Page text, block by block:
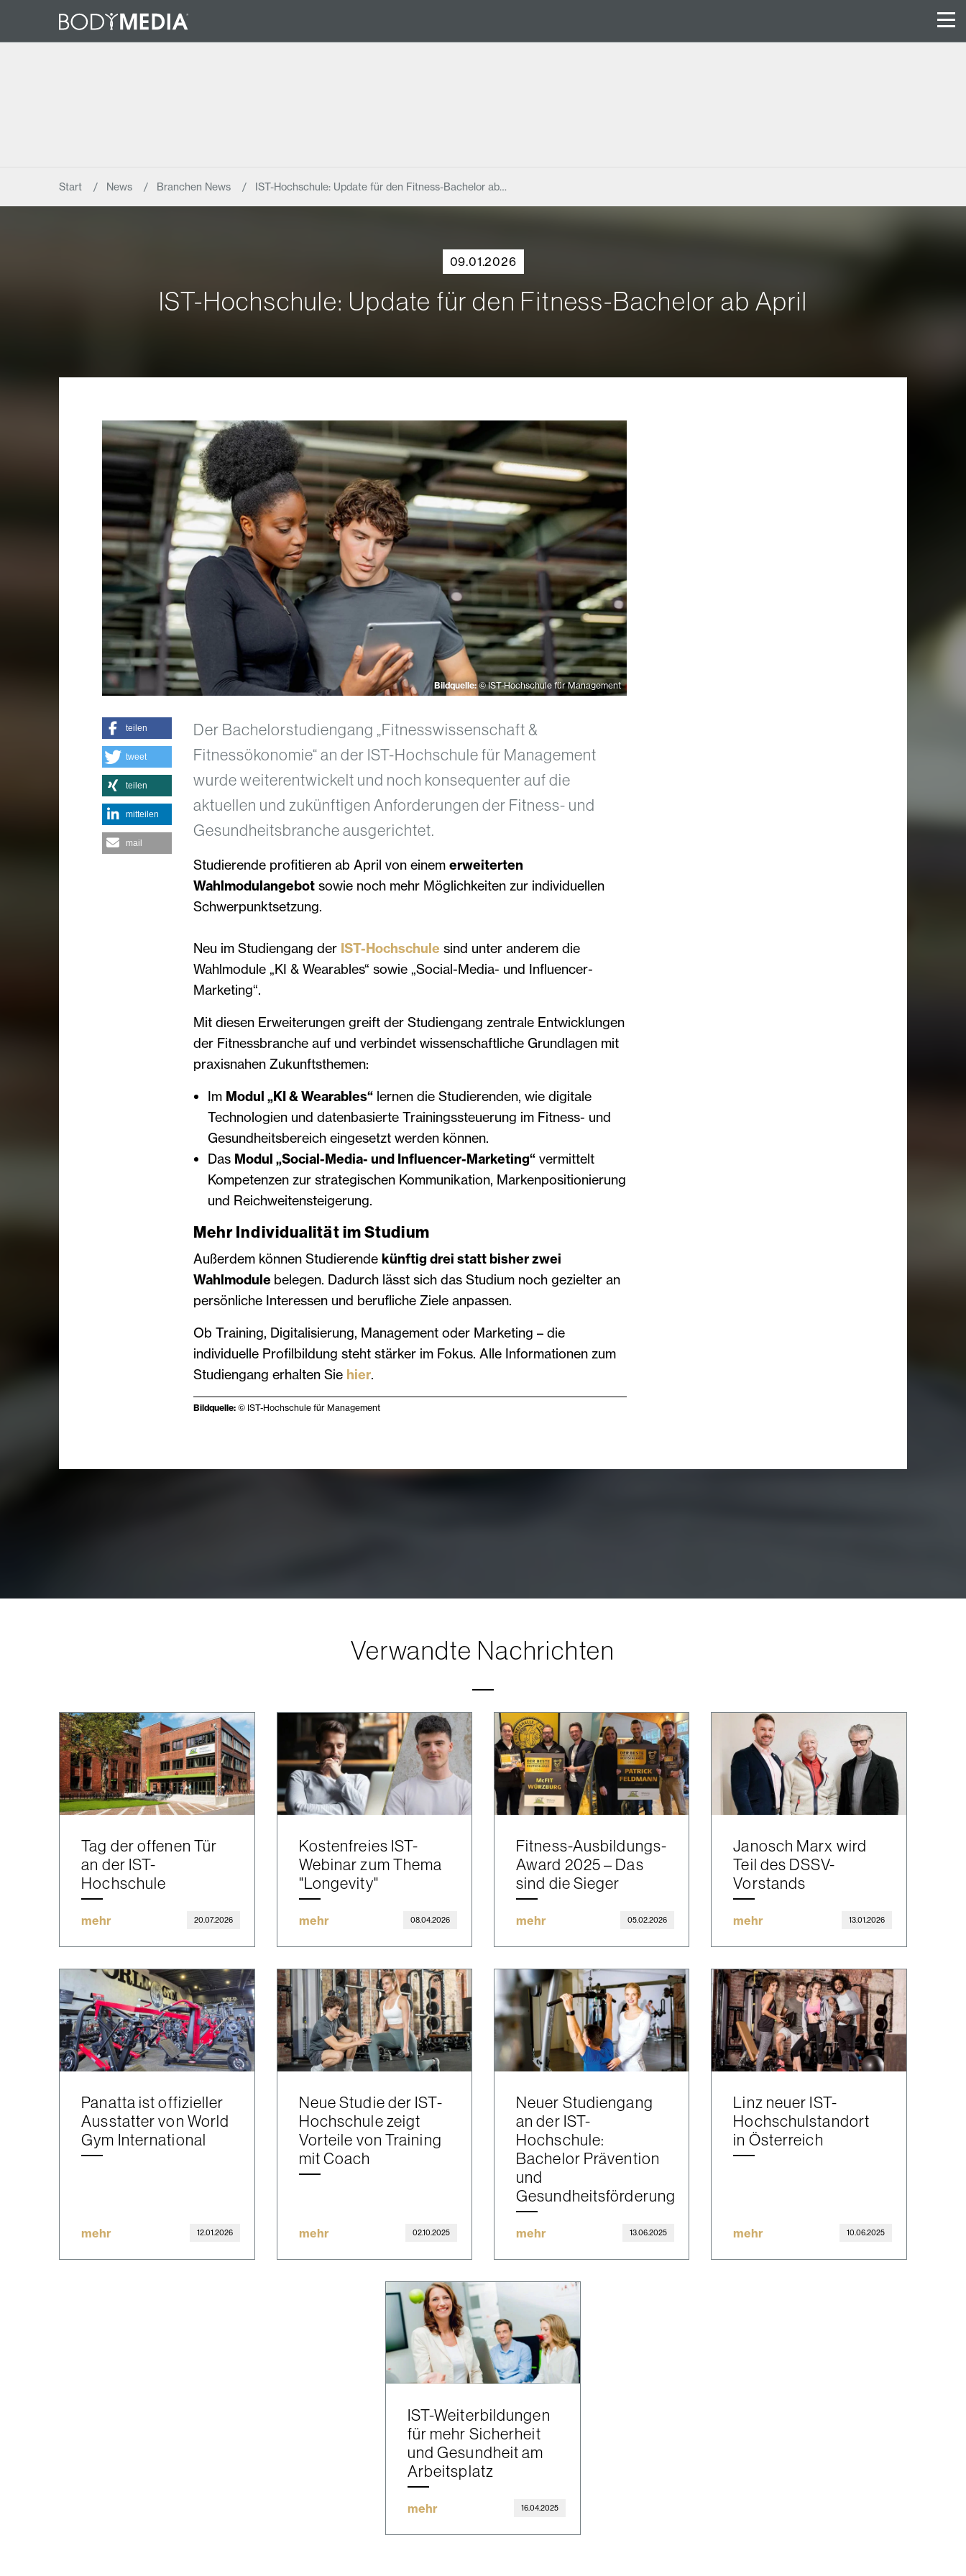
Start News Branchen News IST-Hochschule: Update für den Fitness-Bachelor ab…
09.01.2026
IST-Hochschule: Update für den Fitness-Bachelor ab April
Bildquelle:© IST-Hochschule für Management
Der Bachelorstudiengang „Fitnesswissenschaft &
Fitnessökonomie“ an der IST-Hochschule für Management
wurde weiterentwickelt und noch konsequenter auf die
aktuellen und zukünftigen Anforderungen der Fitness- und
Gesundheitsbranche ausgerichtet.
Studierende profitieren ab April von einem erweiterten
Wahlmodulangebotsowie noch mehr Möglichkeiten zur individuellen
Schwerpunktsetzung.
Neu im Studiengang der IST-Hochschule sind unter anderem die
Wahlmodule „KI & Wearables“ sowie „Social-Media- und Influencer-
Marketing“.
Mit diesen Erweiterungen greift der Studiengang zentrale Entwicklungen
der Fitnessbranche auf und verbindet wissenschaftliche Grundlagen mit
praxisnahen Zukunftsthemen:
Im Modul „KI & Wearables“lernen die Studierenden, wie digitale
Technologien und datenbasierte Trainingssteuerung im Fitness- und
Gesundheitsbereich eingesetzt werden können.
Das Modul „Social-Media- und Influencer-Marketing“vermittelt
Kompetenzen zur strategischen Kommunikation, Markenpositionierung
und Reichweitensteigerung.
Mehr Individualität im Studium
Außerdem können Studierende künftig drei statt bisher zwei
Wahlmodule belegen. Dadurch lässt sich das Studium noch gezielter an
persönliche Interessen und berufliche Ziele anpassen.
Ob Training, Digitalisierung, Management oder Marketing – die
individuelle Profilbildung steht stärker im Fokus. Alle Informationen zum
Studiengang erhalten Sie hier.
Bildquelle: © IST-Hochschule für Management
teilen
tweet
teilen
mitteilen
mail
Verwandte Nachrichten
Tag der offenen Tür
an der IST-
Hochschule
mehr 20.07.2026
Kostenfreies IST-
Webinar zum Thema
"Longevity"
mehr 08.04.2026
Fitness-Ausbildungs-
Award 2025 – Das
sind die Sieger
mehr 05.02.2026
Janosch Marx wird
Teil des DSSV-
Vorstands
mehr 13.01.2026
Panatta ist offizieller
Ausstatter von World
Gym International
mehr 12.01.2026
Neue Studie der IST-
Hochschule zeigt
Vorteile von Training
mit Coach
mehr 02.10.2025
Neuer Studiengang
an der IST-
Hochschule:
Bachelor Prävention
und
Gesundheitsförderung
mehr 13.06.2025
Linz neuer IST-
Hochschulstandort
in Österreich
mehr 10.06.2025
IST-Weiterbildungen
für mehr Sicherheit
und Gesundheit am
Arbeitsplatz
mehr 16.04.2025